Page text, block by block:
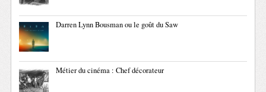
Darren Lynn Bousman ou le goût du Saw
Métier du cinéma : Chef décorateur